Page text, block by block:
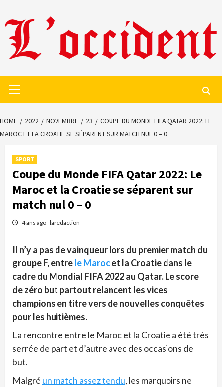
to
content
Menu
HOME 2022 NOVEMBRE 23
COUPE DU MONDE FIFA QATAR 2022: LE
MAROC ET LA CROATIE SE SÉPARENT SUR MATCH NUL 0 – 0
SPORT
Coupe du Monde FIFA Qatar 2022: Le
Maroc et la Croatie se séparent sur
match nul 0 – 0
4 ans ago laredaction
Il n’y a pas de vainqueur lors du premier match du
groupe F, entrele Marocet la Croatie dans le
cadre du Mondial FIFA 2022 au Qatar. Le score
de zéro but partout relancent les vices
champions en titre vers de nouvelles conquêtes
pour les huitièmes.
La rencontre entre le Maroc et la Croatie a été très
serrée de part et d’autre avec des occasions de
but.
Malgré un match assez tendu, les marquoirs ne